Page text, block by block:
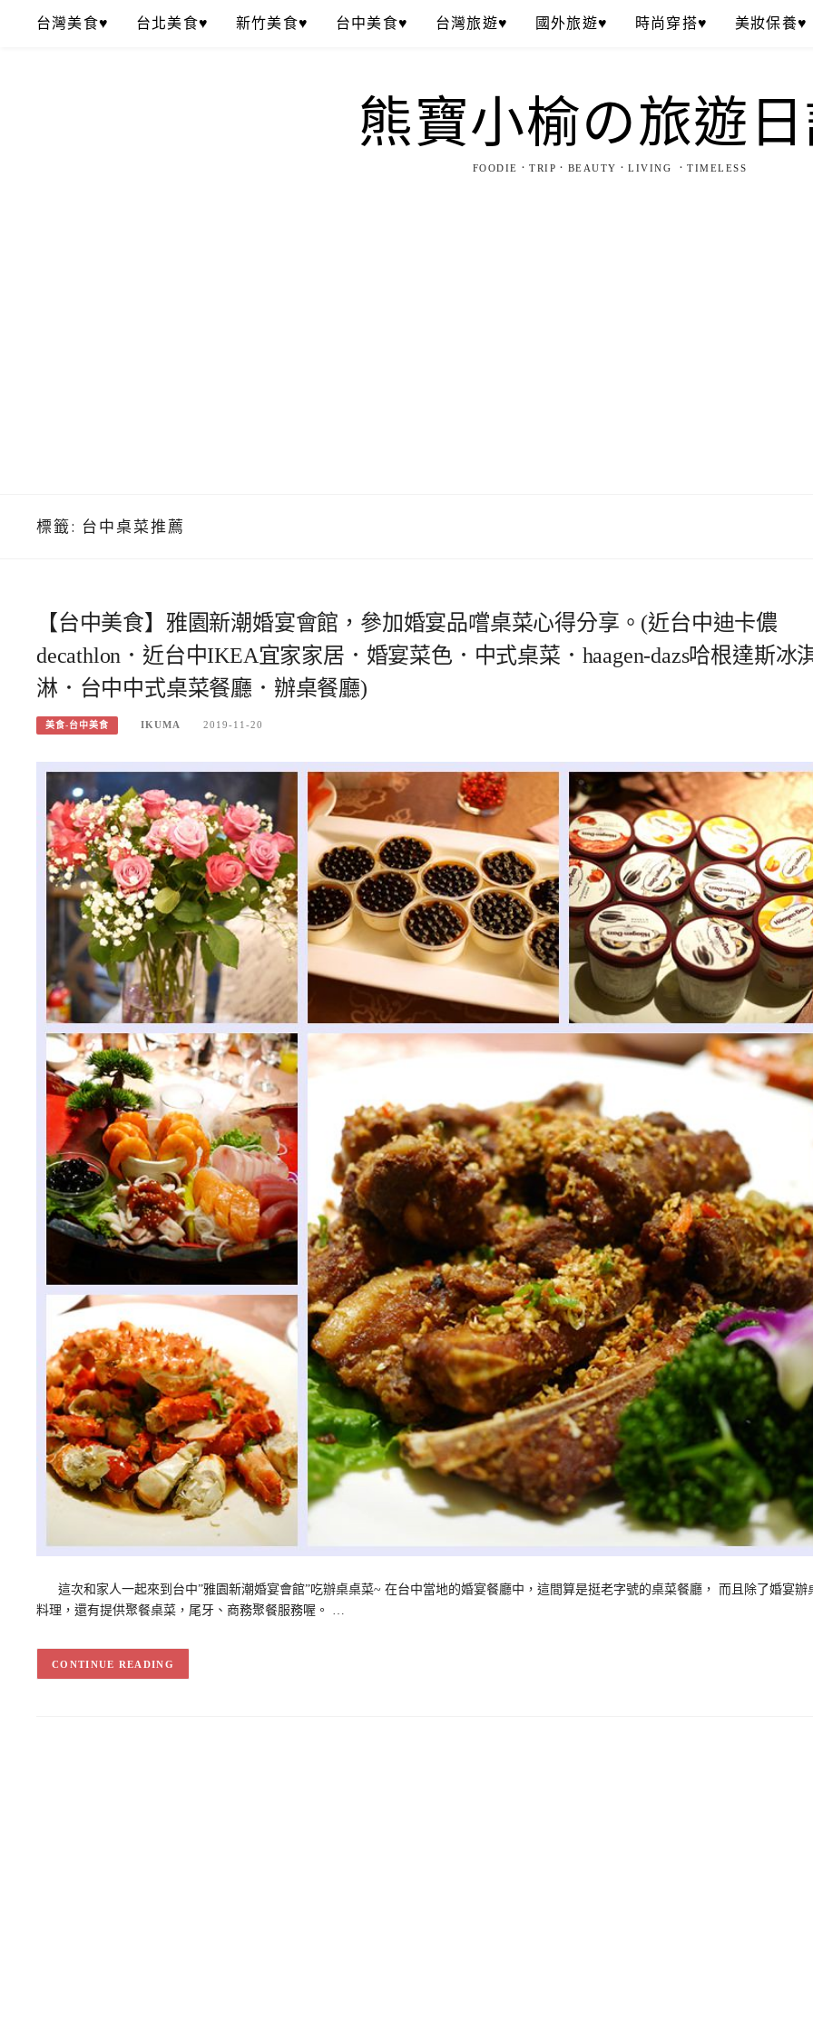
台灣美食♥ 台北美食♥ 新竹美食♥ 台中美食♥ 台灣旅遊♥ 國外旅遊♥ 時尚穿搭♥ 美妝保養♥
熊寶小榆の旅遊
FOODIE．TRIP．BEAUTY．LIVING ．TIMELESS
標籤: 台中桌菜推薦
【台中美食】雅園新潮婚宴會館，參加婚宴品嚐桌菜心得分享。(近台中迪卡儂
decathlon．近台中IKEA宜家家居．婚宴菜色．中式桌菜．haagen-dazs哈根達斯冰
淋．台中中式桌菜餐廳．辦桌餐廳)
美食-台中美食 IKUMA 2019-11-20
這次和家人一起來到台中”雅園新潮婚宴會館”吃辦桌桌菜~ 在台中當地的婚宴餐廳中，這間算是挺老字號的桌菜餐廳， 而且除了婚宴辦
料理，還有提供聚餐桌菜，尾牙、商務聚餐服務喔。 …
CONTINUE READING